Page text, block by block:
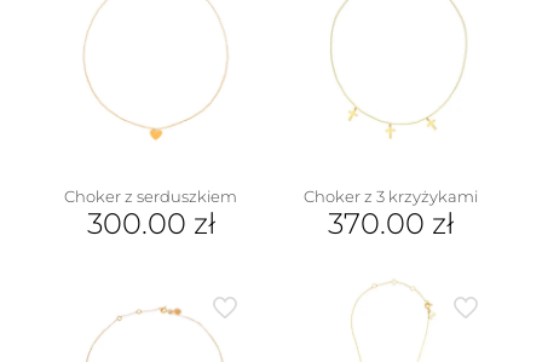
Choker z serduszkiem
300.00 zł
Choker z 3 krzyżykami
370.00 zł